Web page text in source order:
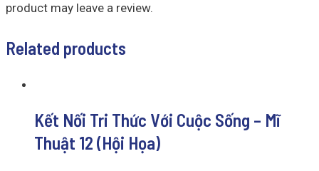
product may leave a review.
Related products
Kết Nối Tri Thức Với Cuộc Sống – Mĩ
Thuật 12 (Hội Họa)